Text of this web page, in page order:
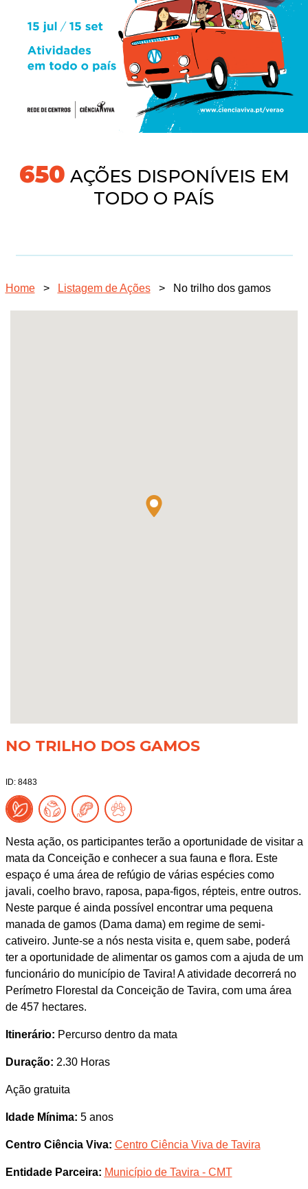
691AÇÕES DISPONÍVEIS EM
TODO O PAÍS
Home > Listagem de Ações > No trilho dos gamos
NO TRILHO DOS GAMOS
ID: 8483
Nesta ação, os participantes terão a oportunidade de visitar a
mata da Conceição e conhecer a sua fauna e flora. Este
espaço é uma área de refúgio de várias espécies como
javali, coelho bravo, raposa, papa-figos, répteis, entre outros.
Neste parque é ainda possível encontrar uma pequena
manada de gamos (Dama dama) em regime de semi-
cativeiro. Junte-se a nós nesta visita e, quem sabe, poderá
ter a oportunidade de alimentar os gamos com a ajuda de um
funcionário do município de Tavira! A atividade decorrerá no
Perímetro Florestal da Conceição de Tavira, com uma área
de 457 hectares.
Itinerário: Percurso dentro da mata
Duração: 2.30 Horas
Ação gratuita
Idade Mínima: 5 anos
Centro Ciência Viva: Centro Ciência Viva de Tavira
Entidade Parceira: Município de Tavira - CMT